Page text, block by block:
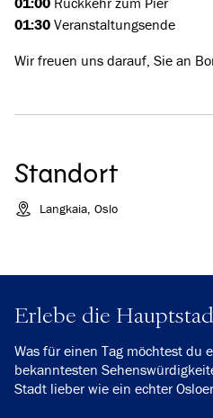
01:30 Veranstaltungsende
Wir freuen uns darauf, Sie an
Standort
Langkaia, Oslo
Erlebe die
Was für einen Tag möchtest du
bekanntesten
Stadt lieber wie ein echter